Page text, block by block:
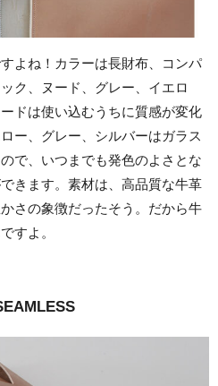
よね！カラーは長財布、コンパ
ク、ヌード、グレー、イエロ
ドは使い込むうちに質感が変化
ー、グレー、シルバーはガラス
で、いつまでも発色のよさとな
きます。素材は、高品質な牛革
さの象徴だったそう。だから牛
すよ。